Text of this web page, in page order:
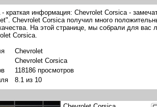
- краткая информация: Chevrolet Corsica -
Chevrolet Corsica получил много
На этой странице, мы собрали для
Corsica.
Chevrolet
Chevrolet Corsica
118186 просмотров
8.1 из 10